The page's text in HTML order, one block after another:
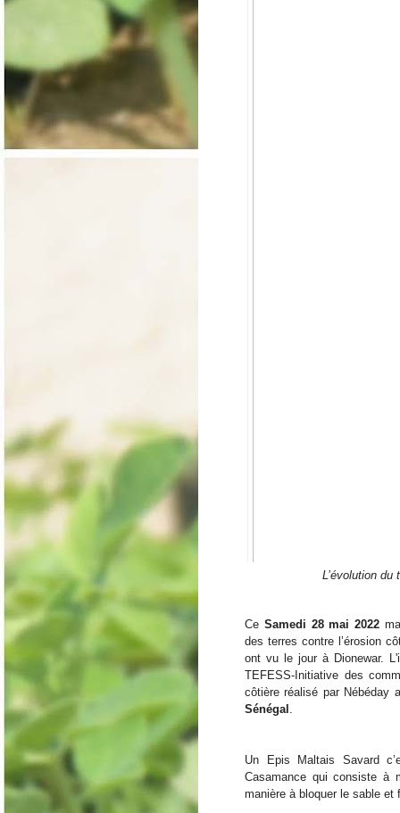
L’évolution
Ce Samedi 28 mai 2022
des terres contre l’érosion
ont vu le jour à Dionewar.
TEFESS-Initiative des
côtière réalisé par
Sénégal .
Un Epis Maltais Savard
Casamance qui consiste à
manière à bloquer le sable